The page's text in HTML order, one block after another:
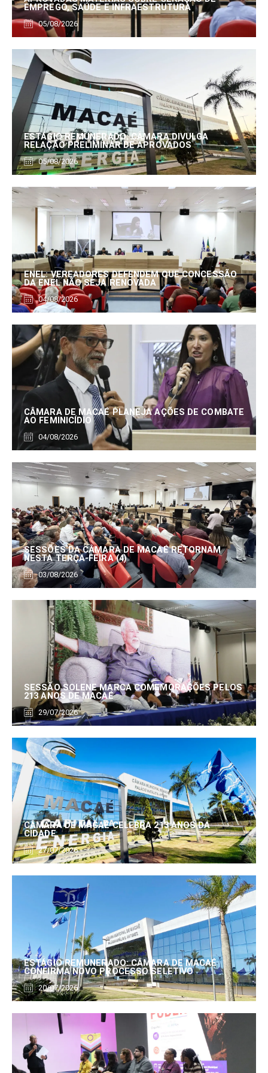
EMPREGO, SAÚDE E INFRAESTRUTURA
05/08/2026
ESTÁGIO REMUNERADO: CÂMARA DIVULGA
RELAÇÃO PRELIMINAR DE APROVADOS
05/08/2026
ENEL: VEREADORES DEFENDEM QUE CONCESSÃO
DA ENEL NÃO SEJA RENOVADA
04/08/2026
CÂMARA DE MACAÉ PLANEJA AÇÕES DE COMBATE
AO FEMINICÍDIO
04/08/2026
SESSÕES DA CÂMARA DE MACAÉ RETORNAM
NESTA TERÇA-FEIRA (4)
03/08/2026
SESSÃO SOLENE MARCA COMEMORAÇÕES PELOS
213 ANOS DE MACAÉ
29/07/2026
CÂMARA DE MACAÉ CELEBRA 213 ANOS DA
CIDADE
27/07/2026
ESTÁGIO REMUNERADO: CÂMARA DE MACAÉ
CONFIRMA NOVO PROCESSO SELETIVO
20/07/2026